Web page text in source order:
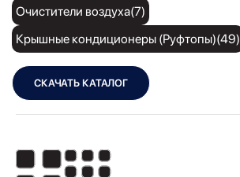
Очистители воздуха(7)
Крышные кондиционеры (Руфтопы)(49)
СКАЧАТЬ КАТАЛОГ